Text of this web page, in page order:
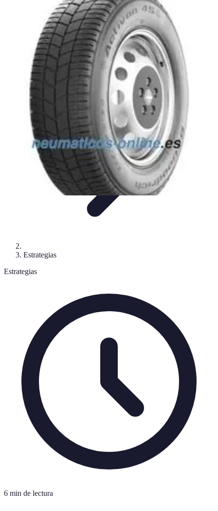
Consejos y EstrategiasTrabajos Temporales
Estrategias de MonetizaciónTrabajo y Empleo
Dinero Fácil
Estrategias
Estrategias
6 min de lectura